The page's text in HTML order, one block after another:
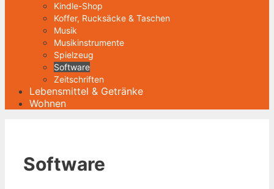
Kindle-Shop
Koffer, Rucksäcke & Taschen
Musik
Musikinstrumente
Spielzeug
Software
Zeitschriften
Lebensmittel & Getränke
Wohnen
Software